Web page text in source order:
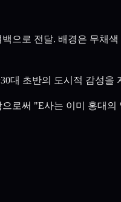
으로 전달. 배경은 무채
대 초반의 도시적 감성을
로써 "E사는 이미 홍대